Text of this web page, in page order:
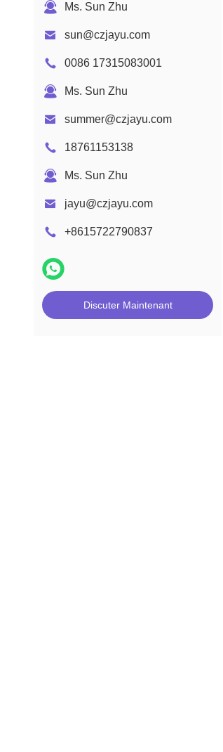
Ms. Sun Zhu
sun@czjayu.com
0086 17315083001
Ms. Sun Zhu
summer@czjayu.com
18761153138
Ms. Sun Zhu
jayu@czjayu.com
+8615722790837
Discuter Maintenant